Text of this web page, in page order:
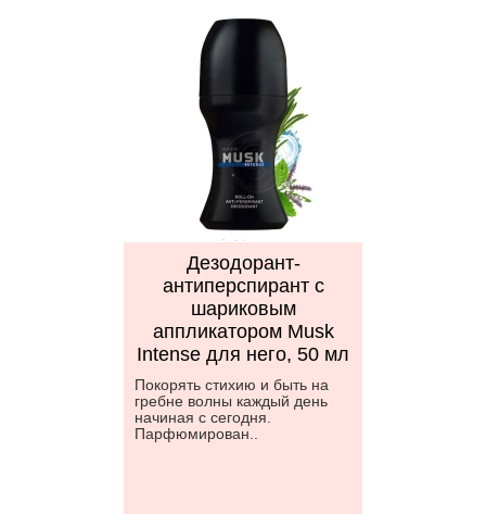
Дезодорант-
антиперспирант с
шариковым
аппликатором Musk
Intense для него, 50 мл
Покорять стихию и быть на
гребне волны каждый день
начиная с сегодня.
Парфюмирован..